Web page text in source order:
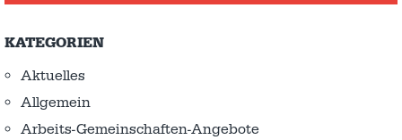
KATEGORIEN
Aktuelles
Allgemein
Arbeits-Gemeinschaften-Angebote